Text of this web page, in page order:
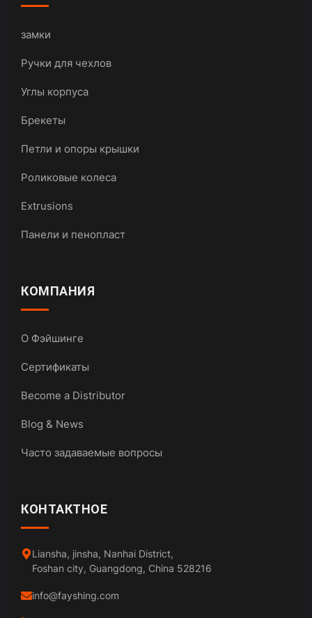
замки
Ручки для чехлов
Углы корпуса
Брекеты
Петли и опоры крышки
Роликовые колеса
Extrusions
Панели и пенопласт
КОМПАНИЯ
О Фэйшинге
Сертификаты
Become a Distributor
Blog & News
Часто задаваемые вопросы
КОНТАКТНОЕ
Liansha, jinsha, Nanhai District,
Foshan city, Guangdong, China 528216
info@fayshing.com